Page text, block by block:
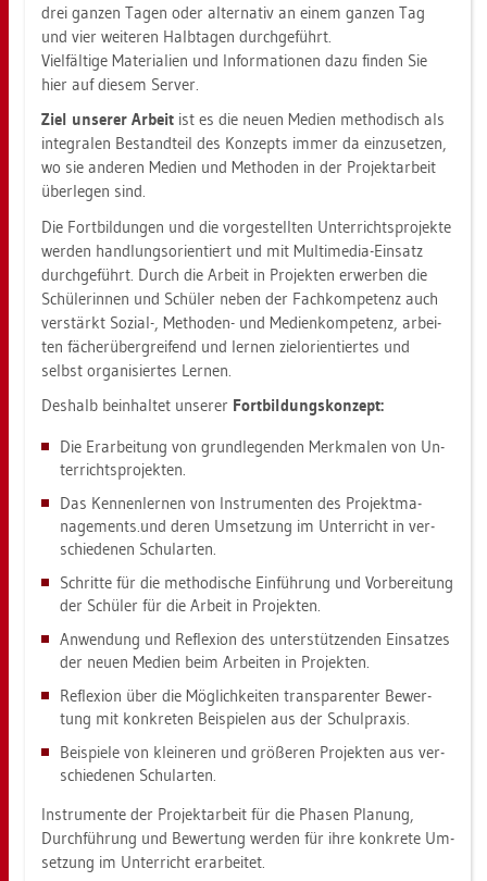
drei gan­zen Tagen oder al­ter­na­tiv an einem gan­zen Tag
und vier wei­te­ren Halb­ta­gen durch­ge­führt.
Viel­fäl­ti­ge Ma­te­ria­li­en und In­for­ma­tio­nen dazu fin­den Sie
hier auf die­sem Ser­ver.
Ziel un­se­rer Ar­beit ist es die neuen Me­di­en me­tho­disch als
in­te­gra­len Be­stand­teil des Kon­zepts immer da ein­zu­set­zen,
wo sie an­de­ren Me­di­en und Me­tho­den in der Pro­jekt­ar­beit
über­le­gen sind.
Die Fort­bil­dun­gen und die vor­ge­stell­ten Un­ter­richts­pro­jek­te
wer­den hand­lungs­ori­en­tiert und mit Mul­ti­me­dia-Ein­satz
durch­ge­führt. Durch die Ar­beit in Pro­jek­ten er­wer­ben die
Schü­le­rin­nen und Schü­ler neben der Fach­kom­pe­tenz auch
ver­stärkt So­zi­al-, Me­tho­den- und Me­di­en­kom­pe­tenz, ar­bei­
ten fä­cher­über­grei­fend und ler­nen ziel­ori­en­tier­tes und
selbst or­ga­ni­sier­tes Ler­nen.
Des­halb be­inhal­tet un­se­rer Fort­bil­dungs­kon­zept:
Die Er­ar­bei­tung von grund­le­gen­den Merk­ma­len von Un­
ter­richts­pro­jek­ten.
Das Ken­nen­ler­nen von In­stru­men­ten des Pro­jekt­ma­
nage­ments.und deren Um­set­zung im Un­ter­richt in ver­
schie­de­nen Schul­ar­ten.
Schrit­te für die me­tho­di­sche Ein­füh­rung und Vor­be­rei­tung
der Schü­ler für die Ar­beit in Pro­jek­ten.
An­wen­dung und Re­fle­xi­on des un­ter­stüt­zen­den Ein­sat­zes
der neuen Me­di­en beim Ar­bei­ten in Pro­jek­ten.
Re­fle­xi­on über die Mög­lich­kei­ten trans­pa­ren­ter Be­wer­
tung mit kon­kre­ten Bei­spie­len aus der Schul­pra­xis.
Bei­spie­le von klei­ne­ren und grö­ße­ren Pro­jek­ten aus ver­
schie­de­nen Schul­ar­ten.
In­stru­men­te der Pro­jekt­ar­beit für die Pha­sen Pla­nung,
Durch­füh­rung und Be­wer­tung wer­den für ihre kon­kre­te Um­
set­zung im Un­ter­richt er­ar­bei­tet.